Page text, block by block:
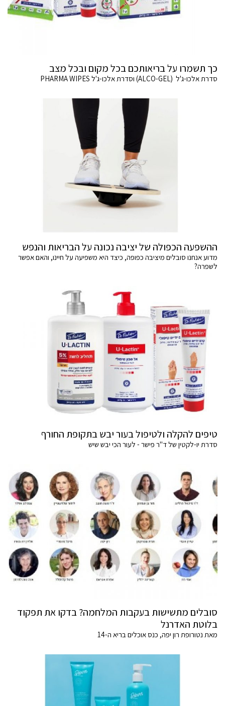
כך תשמרו על בריאותכם בכל מקום ובכל מצב
סדרת אלכו-ג'ל (ALCO-GEL) וסדרת אלכו-ג'ל PHARMA WIPES
ההשפעה הכפולה של יציבה נכונה על הבריאות והנפש
מדוע אנחנו סובלים מיציבה כפופה, כיצד היא משפיעה על חיינו, והאם אפשר
לשפרה?
טיפים להקלה ולטיפול בעור יבש בתקופת החורף
סדרת יו-לקטין של ד"ר פישר - לעור הכי יבש שיש
סובלים מתשישות בעקבות המלחמה? בדקו את תפקוד
בלוטת האדרנל
מאת נטורופת רון יפה, כנס אוכלים בריא ה-14